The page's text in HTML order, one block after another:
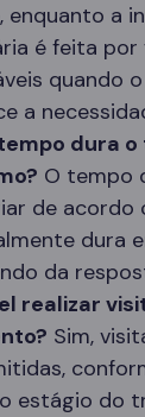
enquanto a
é feita por
quando
a
dura
O tempo
de acordo
dura
da
realizar
Sim,
estágio do